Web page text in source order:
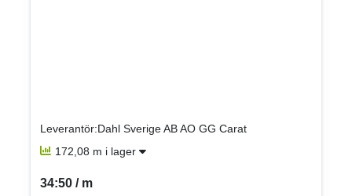
Leverantör:Dahl Sverige AB AO GG Carat
172,08 m i lager
34:50 / m
SEK per M